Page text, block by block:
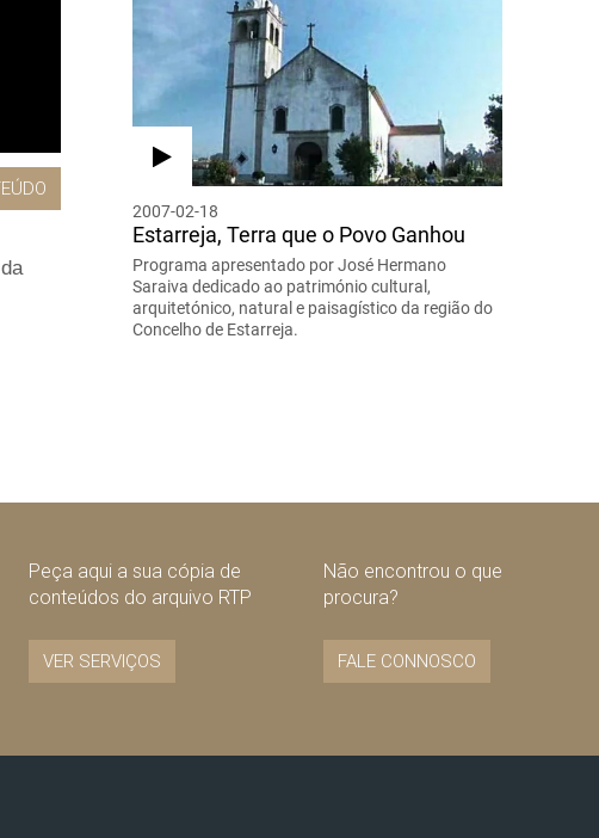
2007-02-18
Estarreja, Terra que o Povo Ganhou
Programa apresentado por José Hermano
Saraiva dedicado ao património cultural,
arquitetónico, natural e paisagístico da região do
Concelho de Estarreja.
Peça aqui a sua cópia de
conteúdos do arquivo RTP
VER SERVIÇOS
Não encontrou o que
procura?
FALE CONNOSCO